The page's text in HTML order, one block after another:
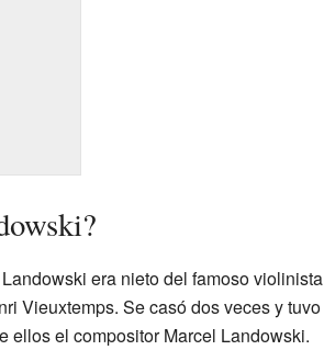
era nieto del famoso violinista
Vieuxtemps. Se casó dos veces y tuvo
ellos el compositor Marcel Landowski.